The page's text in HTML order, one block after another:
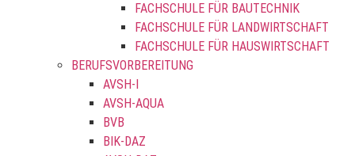
FACHSCHULE FÜR BAUTECHNIK
FACHSCHULE FÜR LANDWIRTSCHAFT
FACHSCHULE FÜR HAUSWIRTSCHAFT
BERUFSVORBEREITUNG
AVSH-I
AVSH-AQUA
BVB
BIK-DAZ